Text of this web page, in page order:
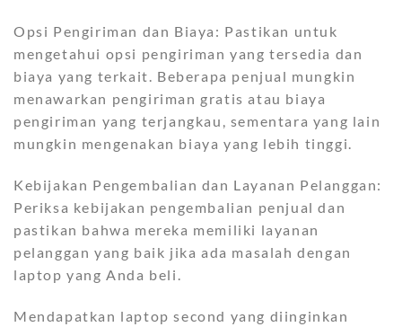
Opsi Pengiriman dan Biaya: Pastikan untuk
mengetahui opsi pengiriman yang tersedia dan
biaya yang terkait. Beberapa penjual mungkin
menawarkan pengiriman gratis atau biaya
pengiriman yang terjangkau, sementara yang lain
mungkin mengenakan biaya yang lebih tinggi.
Kebijakan Pengembalian dan Layanan Pelanggan:
Periksa kebijakan pengembalian penjual dan
pastikan bahwa mereka memiliki layanan
pelanggan yang baik jika ada masalah dengan
laptop yang Anda beli.
Mendapatkan laptop second yang diinginkan